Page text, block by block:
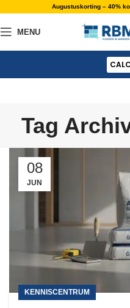
Augustuskorting – 40%
MENU
Tag
08
JUN
KENNISCENTRUM